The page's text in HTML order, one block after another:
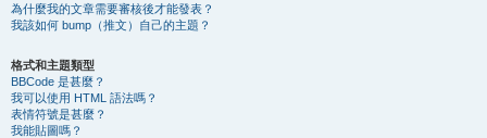
為什麼我的文章需要審核後才能發表？
我該如何 bump（推文）自己的主題？
格式和主題類型
BBCode 是甚麼？
我可以使用 HTML 語法嗎？
表情符號是甚麼？
我能貼圖嗎？